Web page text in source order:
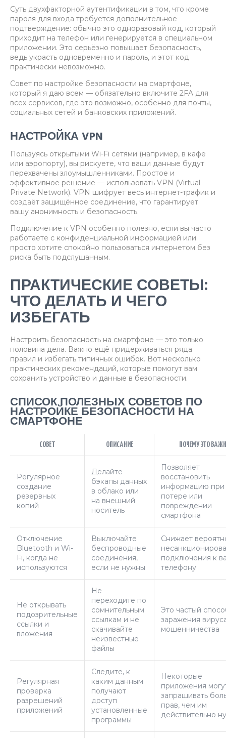
Суть двухфакторной аутентификации в том, что кроме
пароля для входа требуется дополнительное
подтверждение: обычно это одноразовый код, который
приходит на телефон или генерируется в специальном
приложении. Это серьёзно повышает безопасность,
ведь украсть одновременно и пароль, и этот код
практически невозможно.
Совет по настройке безопасности на смартфоне,
который я даю всем — обязательно включите 2FA для
всех сервисов, где это возможно, особенно для почты,
социальных сетей и банковских приложений.
НАСТРОЙКА VPN
Пользуясь открытыми Wi-Fi сетями (например, в кафе
или аэропорту), вы рискуете, что ваши данные будут
перехвачены злоумышленниками. Простое и
эффективное решение — использовать VPN (Virtual
Private Network). VPN шифрует весь интернет-трафик и
создаёт защищённое соединение, что гарантирует
вашу анонимность и безопасность.
Подключение к VPN особенно полезно, если вы часто
работаете с конфиденциальной информацией или
просто хотите спокойно пользоваться интернетом без
риска быть подслушанным.
ПРАКТИЧЕСКИЕ СОВЕТЫ:
ЧТО ДЕЛАТЬ И ЧЕГО
ИЗБЕГАТЬ
Настроить безопасность на смартфоне — это только
половина дела. Важно ещё придерживаться ряда
правил и избегать типичных ошибок. Вот несколько
практических рекомендаций, которые помогут вам
сохранить устройство и данные в безопасности.
СПИСОК ПОЛЕЗНЫХ СОВЕТОВ ПО
НАСТРОЙКЕ БЕЗОПАСНОСТИ НА
СМАРТФОНЕ
СОВЕТ ОПИСАНИЕ ПОЧЕМУ ЭТО
Регулярное
создание
резервных
копий
Делайте
бэкапы данных
в облако или
на внешний
носитель
Позволяет
восстановить
информацию при
потере или
повреждении
смартфона
Отключение
Bluetooth и Wi-
Fi, когда не
используются
Выключайте
беспроводные
соединения,
если не нужны
Снижает
подключения к
телефону
Не открывать
подозрительные
ссылки и
вложения
Не
переходите по
сомнительным
ссылкам и не
скачивайте
неизвестные
файлы
Это частый
заражения
мошенничества
Регулярная
проверка
разрешений
приложений
Следите, к
каким данным
получают
доступ
установленные
программы
Некоторые
приложения
запрашивать
прав, чем им
действительно